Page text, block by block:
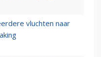
vluchten naar